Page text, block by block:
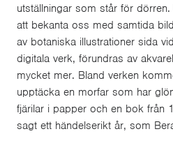
utställningar som står för
att bekanta oss med samtida
av botaniska illustrationer sida
digitala verk, förundras av
mycket mer. Bland verken
upptäcka en morfar som har
fjärilar i papper och en bok från
sagt ett händelserikt år, som